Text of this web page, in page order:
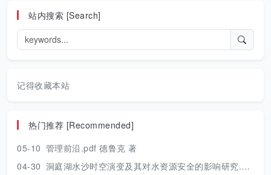
站内搜索 [Search]
记得收藏本站
热门推荐 [Recommended]
05-10 管理前沿.pdf 德鲁克 著
04-30 洞庭湖水沙时空演变及其对水资源安全的影响研究.pdf 胡光伟 著 2017年版